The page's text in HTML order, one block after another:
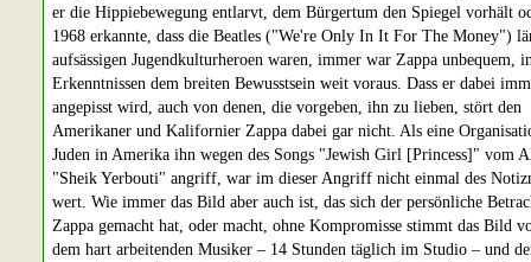
er die Hippiebewegung entlarvt, dem Bürgertum den Spiegel vorhält
1968 erkannte, dass die Beatles ("We're Only In It For The Money")
aufsässigen Jugendkulturheroen waren, immer war Zappa unbequem,
Erkenntnissen dem breiten Bewusstsein weit voraus. Dass er dabei
angepisst wird, auch von denen, die vorgeben, ihn zu lieben, stört den
Amerikaner und Kalifornier Zappa dabei gar nicht. Als eine
Juden in Amerika ihn wegen des Songs "Jewish Girl [Princess]" vom
"Sheik Yerbouti" angriff, war im dieser Angriff nicht einmal des
wert. Wie immer das Bild aber auch ist, das sich der persönliche
Zappa gemacht hat, oder macht, ohne Kompromisse stimmt das Bild
dem hart arbeitenden Musiker – 14 Stunden täglich im Studio – und